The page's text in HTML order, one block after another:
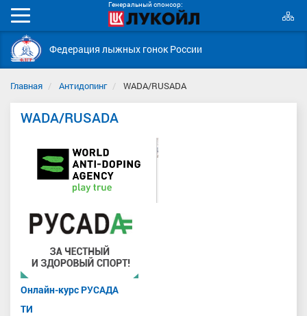
Генеральный спонсор:
Мобильное
меню
Федерация лыжных гонок России
Главная Антидопинг WADA/RUSADA
WADA/RUSADA
Онлайн-курс РУСАДА
ТИ